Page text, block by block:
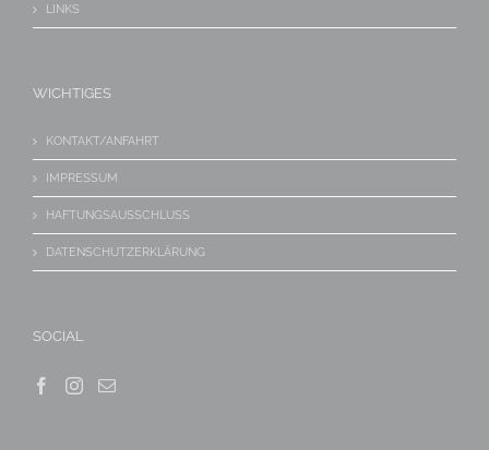
LINKS
WICHTIGES
KONTAKT/ANFAHRT
IMPRESSUM
HAFTUNGSAUSSCHLUSS
DATENSCHUTZERKLÄRUNG
SOCIAL